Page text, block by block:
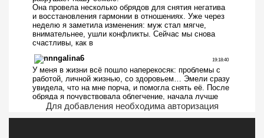
Для добавления необходима авторизация